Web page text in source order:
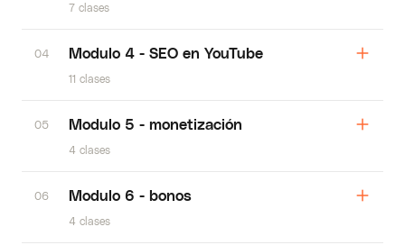
7 clases
04 Modulo 4 - SEO en YouTube
11 clases
05 Modulo 5 - monetización
4 clases
06 Modulo 6 - bonos
4 clases